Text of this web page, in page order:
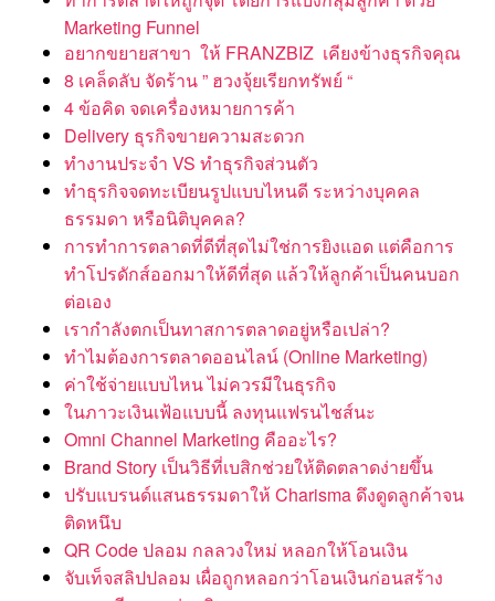
Marketing Funnel
อยากขยายสาขา ให้ FRANZBIZ เคียงข้างธุรกิจคุณ
8 เคล็ดลับ จัดร้าน ” ฮวงจุ้ยเรียกทรัพย์ “
4 ข้อคิด จดเครื่องหมายการค้า
Delivery ธุรกิจขายความสะดวก
ทำงานประจำ VS ทำธุรกิจส่วนตัว
ทำธุรกิจจดทะเบียนรูปแบบไหนดี ระหว่างบุคคล
ธรรมดา หรือนิติบุคคล?
การทำการตลาดที่ดีที่สุดไม่ใช่การยิงแอด แต่คือการ
ทำโปรดักส์ออกมาให้ดีที่สุด แล้วให้ลูกค้าเป็นคนบอก
ต่อเอง
เรากำลังตกเป็นทาสการตลาดอยู่หรือเปล่า?
ทำไมต้องการตลาดออนไลน์ (Online Marketing)
ค่าใช้จ่ายแบบไหน ไม่ควรมีในธุรกิจ
ในภาวะเงินเฟ้อแบบนี้ ลงทุนแฟรนไชส์นะ
Omni Channel Marketing คืออะไร?
Brand Story เป็นวิธีที่เบสิกช่วยให้ติดตลาดง่ายขึ้น
ปรับแบรนด์แสนธรรมดาให้ Charisma ดึงดูดลูกค้าจน
ติดหนึบ
QR Code ปลอม กลลวงใหม่ หลอกให้โอนเงิน
จับเท็จสลิปปลอม เผื่อถูกหลอกว่าโอนเงินก่อนสร้าง